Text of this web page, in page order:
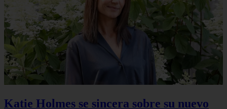
Katie Holmes se sincera sobre su nuevo